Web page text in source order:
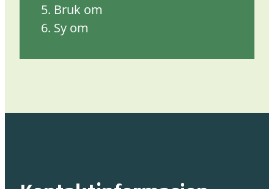
Bruk om
Sy om